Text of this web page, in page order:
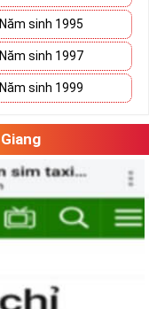
Năm sinh 1995
Năm sinh 1997
Năm sinh 1999